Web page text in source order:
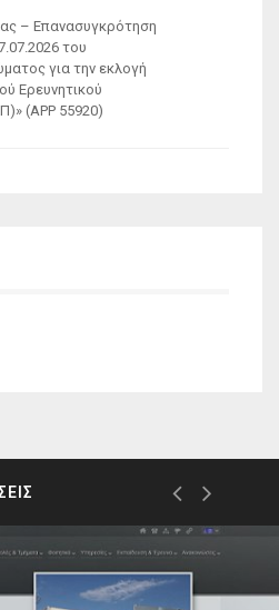
– Επανασυγκρότηση
του
για την εκλογή
Ερευνητικού
(APP 55920)